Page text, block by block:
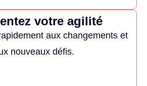
votre agilité
aux changements et
nouveaux défis.